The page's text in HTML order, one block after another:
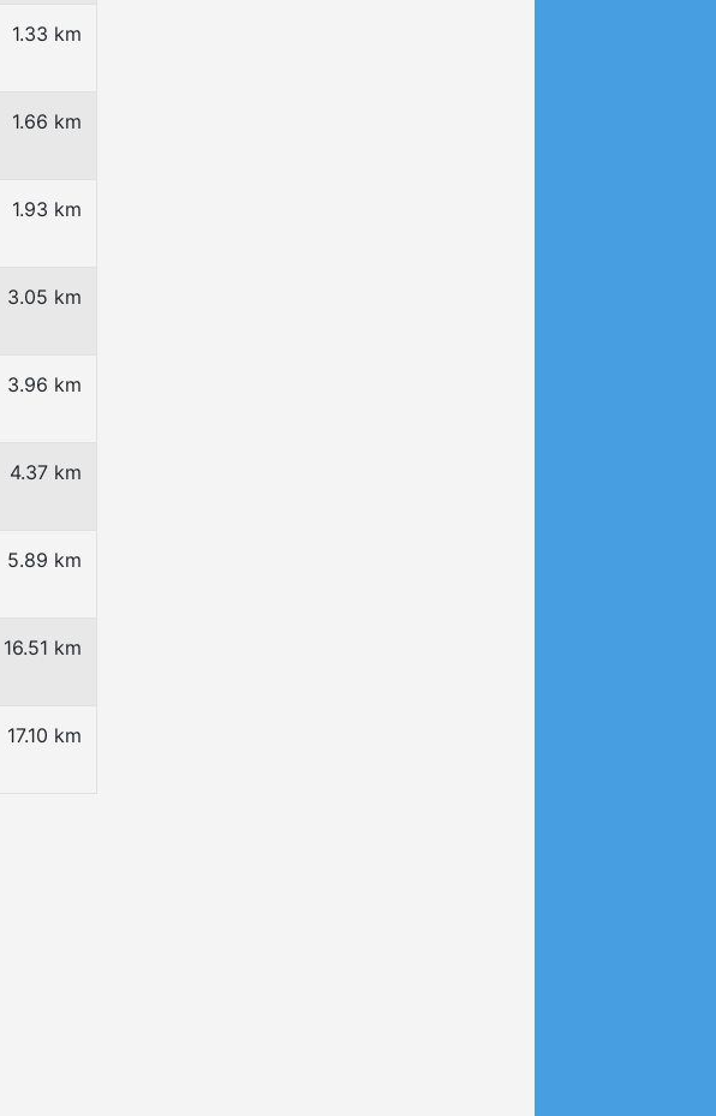
1.33 km
1.66 km
1.93 km
3.05 km
3.96 km
4.37 km
5.89 km
16.51 km
17.10 km